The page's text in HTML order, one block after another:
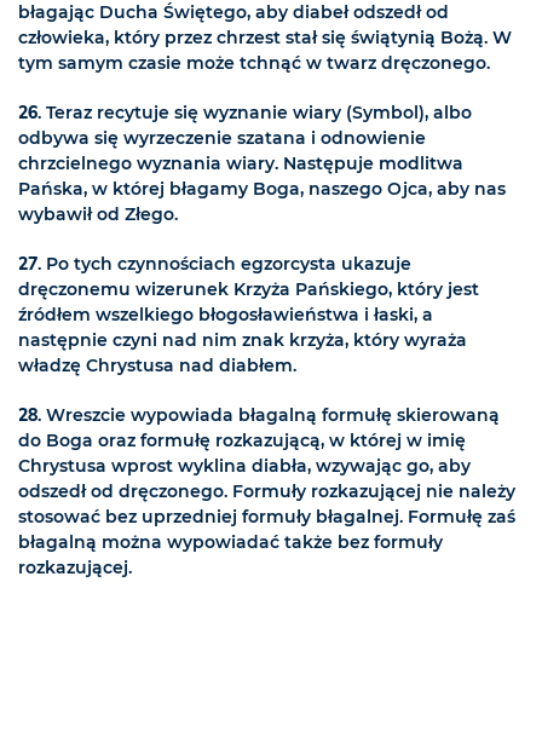
błagając Ducha Świętego, aby diabeł odszedł od
człowieka, który przez chrzest stał się świątynią Bożą. W
tym samym czasie może tchnąć w twarz dręczonego.
26. Teraz recytuje się wyznanie wiary (Symbol), albo
odbywa się wyrzeczenie szatana i odnowienie
chrzcielnego wyznania wiary. Następuje modlitwa
Pańska, w której błagamy Boga, naszego Ojca, aby nas
wybawił od Złego.
27. Po tych czynnościach egzorcysta ukazuje
dręczonemu wizerunek Krzyża Pańskiego, który jest
źródłem wszelkiego błogosławieństwa i łaski, a
następnie czyni nad nim znak krzyża, który wyraża
władzę Chrystusa nad diabłem.
28. Wreszcie wypowiada błagalną formułę skierowaną
do Boga oraz formułę rozkazującą, w której w imię
Chrystusa wprost wyklina diabła, wzywając go, aby
odszedł od dręczonego. Formuły rozkazującej nie należy
stosować bez uprzedniej formuły błagalnej. Formułę zaś
błagalną można wypowiadać także bez formuły
rozkazującej.